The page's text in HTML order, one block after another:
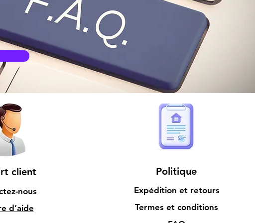
client
nous
d’aide
Politique
Expédition et retours
Termes et conditions